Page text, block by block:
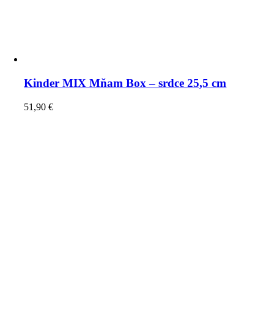
Kinder MIX Mňam Box – srdce 25,5 cm
51,90€